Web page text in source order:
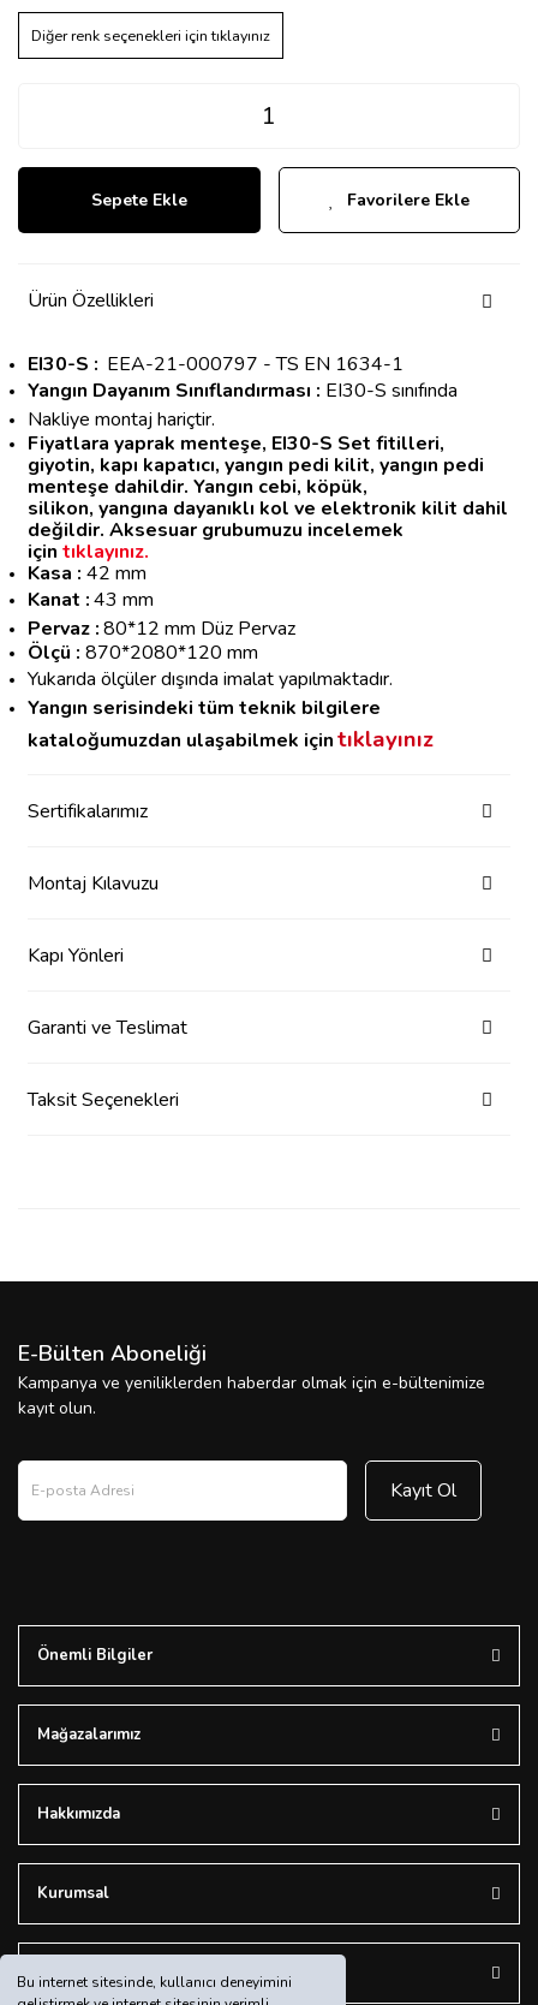
Bu internet sitesinde, kullanıcı deneyimini
Diğer renk seçenekleri için tıklayınız
Sepete Ekle Favorilere Ekle
Ürün Özellikleri
EI30-S : EEA-21-000797 - TS EN 1634-1
Yangın Dayanım Sınıflandırması : EI30-S sınıfında
Nakliye montaj hariçtir.
Fiyatlara yaprak menteşe, EI30-S Set fitilleri,
giyotin, kapı kapatıcı, yangın pedi kilit, yangın pedi
menteşe dahildir. Yangın cebi, köpük,
silikon, yangına dayanıklı kol ve elektronik kilit dahil
değildir. Aksesuar grubumuzu incelemek
için tıklayınız.
Kasa : 42 mm
Kanat :43 mm
Pervaz :80*12 mm Düz Pervaz
Ölçü : 870*2080*120 mm
Yukarıda ölçüler dışında imalat yapılmaktadır.
Yangın serisindeki tüm teknik bilgilere
kataloğumuzdan ulaşabilmek içintıklayınız
Sertifikalarımız
Montaj Kılavuzu
Kapı Yönleri
Garanti ve Teslimat
Taksit Seçenekleri
E-Bülten Aboneliği
Kampanya ve yeniliklerden haberdar olmak için e-bültenimize
kayıt olun.
Kayıt Ol
Önemli Bilgiler
Mağazalarımız
Hakkımızda
Kurumsal
Bizi Takip Edin